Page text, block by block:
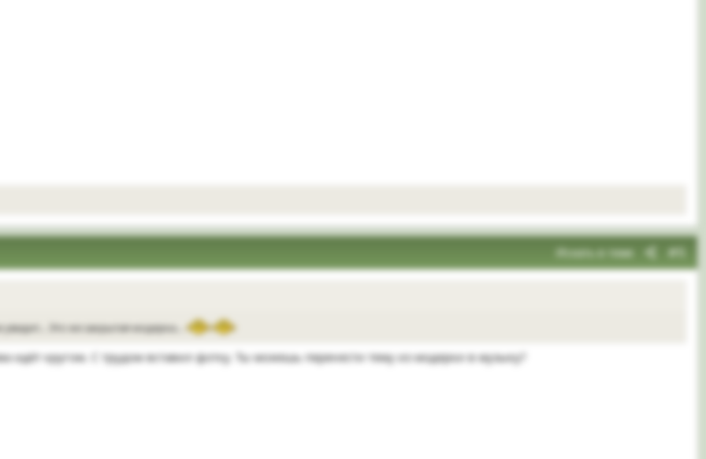
Искать в теме #5
увидит… Это же закрытая модерка…
идёт кругом. С трудом вставил фотку. Ты можешь перенести тему из модерки в музыку?